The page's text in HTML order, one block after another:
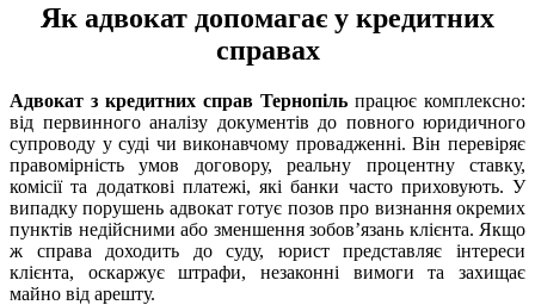
Як адвокат допомагає у кредитних
справах
Адвокат з кредитних справ Тернопіль працює комплексно:
від первинного аналізу документів до повного юридичного
супроводу у суді чи виконавчому провадженні. Він перевіряє
правомірність умов договору, реальну процентну ставку,
комісії та додаткові платежі, які банки часто приховують. У
випадку порушень адвокат готує позов про визнання окремих
пунктів недійсними або зменшення зобов’язань клієнта. Якщо
ж справа доходить до суду, юрист представляє інтереси
клієнта, оскаржує штрафи, незаконні вимоги та захищає
майно від арешту.